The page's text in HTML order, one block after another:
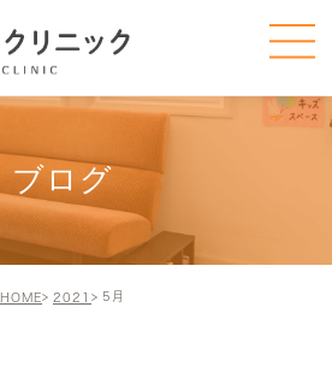
ブログ
HOME 2021 5月